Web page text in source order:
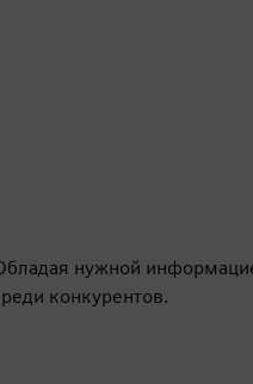
нужной
конкурентов.